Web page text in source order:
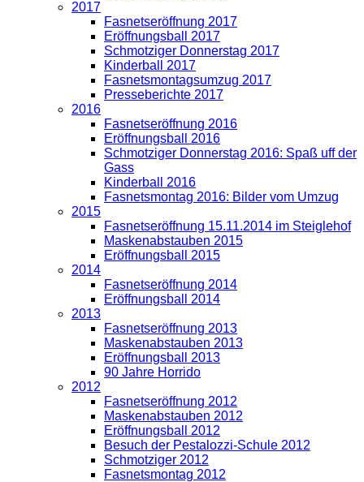
2017
Fasnetseröffnung 2017
Eröffnungsball 2017
Schmotziger Donnerstag 2017
Kinderball 2017
Fasnetsmontagsumzug 2017
Presseberichte 2017
2016
Fasnetseröffnung 2016
Eröffnungsball 2016
Schmotziger Donnerstag 2016: Spaß uff der
Gass
Kinderball 2016
Fasnetsmontag 2016: Bilder vom Umzug
2015
Fasnetseröffnung 15.11.2014 im Steiglehof
Maskenabstauben 2015
Eröffnungsball 2015
2014
Fasnetseröffnung 2014
Eröffnungsball 2014
2013
Fasnetseröffnung 2013
Maskenabstauben 2013
Eröffnungsball 2013
90 Jahre Horrido
2012
Fasnetseröffnung 2012
Maskenabstauben 2012
Eröffnungsball 2012
Besuch der Pestalozzi-Schule 2012
Schmotziger 2012
Fasnetsmontag 2012